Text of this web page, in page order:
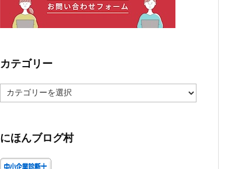
カテゴリー
テ
ー
にほんブログ村